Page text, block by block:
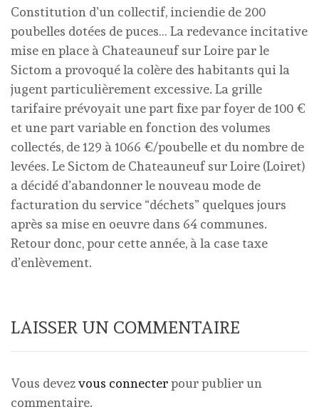
Constitution d’un collectif, inciendie de 200
poubelles dotées de puces… La redevance incitative
mise en place à Chateauneuf sur Loire par le
Sictom a provoqué la colère des habitants qui la
jugent particulièrement excessive. La grille
tarifaire prévoyait une part fixe par foyer de 100 €
et une part variable en fonction des volumes
collectés, de 129 à 1066 €/poubelle et du nombre de
levées. Le Sictom de Chateauneuf sur Loire (Loiret)
a décidé d’abandonner le nouveau mode de
facturation du service “déchets” quelques jours
après sa mise en oeuvre dans 64 communes.
Retour donc, pour cette année, à la case taxe
d’enlèvement.
LAISSER UN COMMENTAIRE
Vous devezvous connecterpour publier un
commentaire.